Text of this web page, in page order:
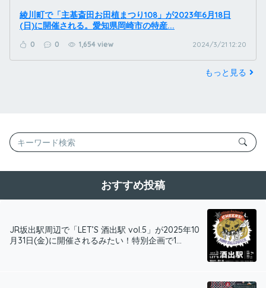
綾川町で「主基斎田お田植まつり108」が2023年6月18日
(日)に開催される。愛知県岡崎市の特産...
0 0 1,654 view 2024/3/21 12:20
もっと見る
おすすめ投稿
JR坂出駅周辺で「LET’S 酒出駅 vol.5」が2025年10
月31日(金)に開催されるみたい！特別企画で1...